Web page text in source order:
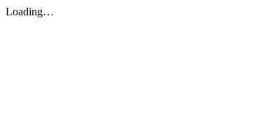
Loading…